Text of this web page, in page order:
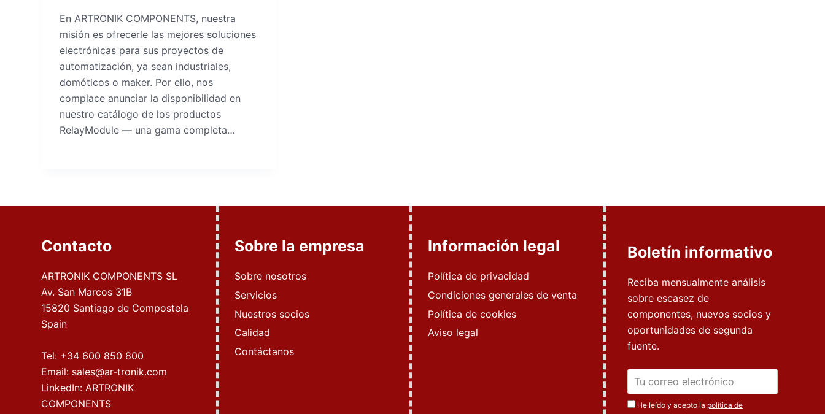
En ARTRONIK COMPONENTS, nuestra
misión es ofrecerle las mejores soluciones
electrónicas para sus proyectos de
automatización, ya sean industriales,
domóticos o maker. Por ello, nos
complace anunciar la disponibilidad en
nuestro catálogo de los productos
RelayModule — una gama completa…
Contacto
ARTRONIK COMPONENTS SL
Av. San Marcos 31B
15820 Santiago de Compostela
Spain
Tel: +34 600 850 800
Email: sales@ar-tronik.com
LinkedIn:ARTRONIK
COMPONENTS
Sobre la empresa
Sobre nosotros
Servicios
Nuestros socios
Calidad
Contáctanos
Información legal
Política de privacidad
Condiciones generales de venta
Política de cookies
Aviso legal
Boletín informativo
Reciba mensualmente análisis
sobre escasez de
componentes, nuevos socios y
oportunidades de segunda
fuente.
He leído y acepto la política de